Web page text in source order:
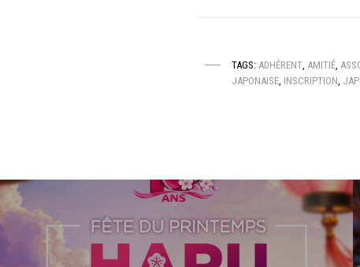
TAGS: ADHÉRENT, AMITIÉ,
JAPONAISE, INSCRIPTION,